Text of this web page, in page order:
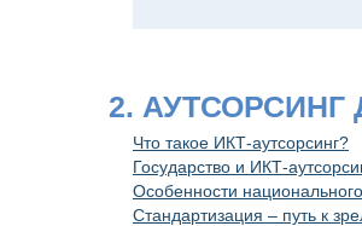
2.
Что такое ИКТ-аутсорсинг?
Государство и ИКТ-
Особенности
Стандартизация – путь к